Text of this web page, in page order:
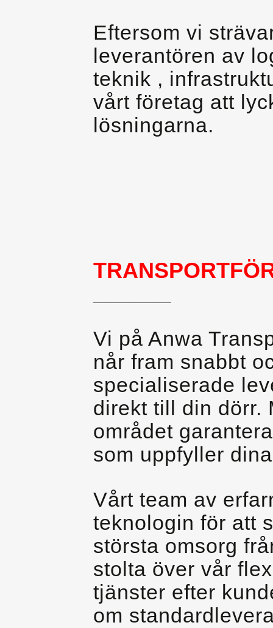
Eftersom vi
leverantören av
teknik ,
vårt företag att
lösningarna.
Vi på Anwa
når fram snabbt
specialiserade
direkt till din dörr.
området
som uppfyller
Vårt team av
teknologin för att
största omsorg
stolta över vår
tjänster efter
om